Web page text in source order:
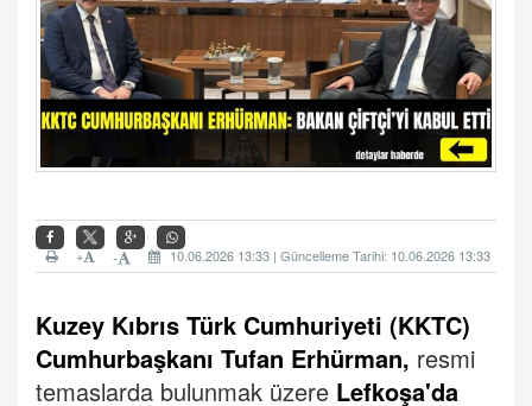
10.06.2026 13:33 | Güncelleme Tarihi: 10.06.2026 13:33
-
+
Kuzey Kıbrıs Türk Cumhuriyeti (KKTC)
Cumhurbaşkanı Tufan Erhürman, resmi
temaslarda bulunmak üzere Lefkoşa'da